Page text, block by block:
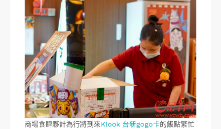
商場食肆夥計為行將到來Klook 台新gogo卡的飯點繁忙